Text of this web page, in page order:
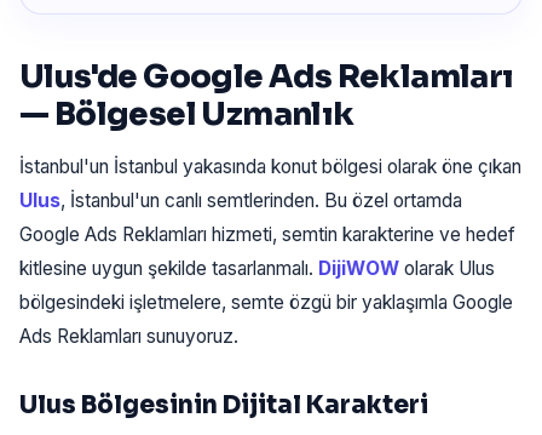
Ulus'de Google Ads Reklamları
— Bölgesel Uzmanlık
İstanbul'un İstanbul yakasında konut bölgesi olarak öne çıkan
Ulus, İstanbul'un canlı semtlerinden. Bu özel ortamda
Google Ads Reklamları hizmeti, semtin karakterine ve hedef
kitlesine uygun şekilde tasarlanmalı. DijiWOW olarak Ulus
bölgesindeki işletmelere, semte özgü bir yaklaşımla Google
Ads Reklamları sunuyoruz.
Ulus Bölgesinin Dijital Karakteri